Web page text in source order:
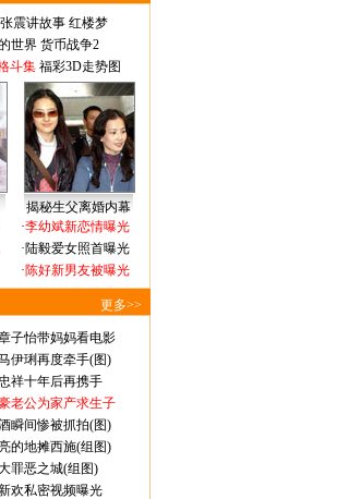
张震讲故事 红楼梦
世界 货币战争2
斗集 福彩3D走势图
揭秘生父离婚内幕
·李幼斌新恋情曝光
·陆毅爱女照首曝光
·陈好新男友被曝光
更多>>
子怡带妈妈看电影
伊琍再度牵手(图)
祥十年后再携手
老公为家产求生子
瞬间惨被抓拍(图)
的地摊西施(组图)
罪恶之城(组图)
欢私密视频曝光